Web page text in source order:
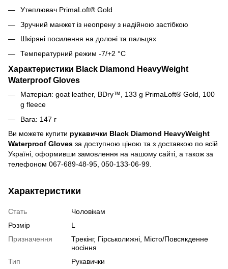
Утеплювач PrimaLoft® Gold
Зручний манжет із неопрену з надійною застібкою
Шкіряні посилення на долоні та пальцях
Температурний режим -7/+2 °C
Характеристики Black Diamond HeavyWeight
Waterproof Gloves
Матеріал: goat leather, BDry™, 133 g PrimaLoft® Gold, 100
g fleece
Вага: 147 г
Ви можете купити рукавички Black Diamond HeavyWeight
Waterproof Gloves за доступною ціною та з доставкою по всій
Україні, оформивши замовлення на нашому сайті, а також за
телефоном 067-689-48-95, 050-133-06-99.
Характеристики
Стать
Чоловікам
Розмір
L
Призначення
Трекінг, Гірськолижні, Місто/Повсякденне
носіння
Тип
Рукавички